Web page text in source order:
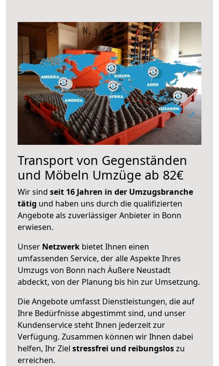
Transport von Gegenständen
und Möbeln Umzüge ab 82€
Wir sind seit 16 Jahren in der Umzugsbranche
tätig und haben uns durch die qualifizierten
Angebote als zuverlässiger Anbieter in Bonn
erwiesen.
Unser Netzwerk bietet Ihnen einen
umfassenden Service, der alle Aspekte Ihres
Umzugs von Bonn nach Äußere Neustadt
abdeckt, von der Planung bis hin zur Umsetzung.
Die Angebote umfasst Dienstleistungen, die auf
Ihre Bedürfnisse abgestimmt sind, und unser
Kundenservice steht Ihnen jederzeit zur
Verfügung. Zusammen können wir Ihnen dabei
helfen, Ihr Ziel stressfrei und reibungsloszu
erreichen.